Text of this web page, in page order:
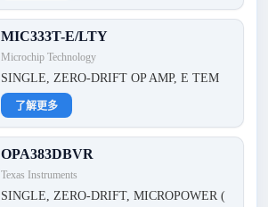
MIC333T-E/LTY
Microchip Technology
SINGLE, ZERO-DRIFT OP AMP, E TEM
了解更多
OPA383DBVR
Texas Instruments
SINGLE, ZERO-DRIFT, MICROPOWER (